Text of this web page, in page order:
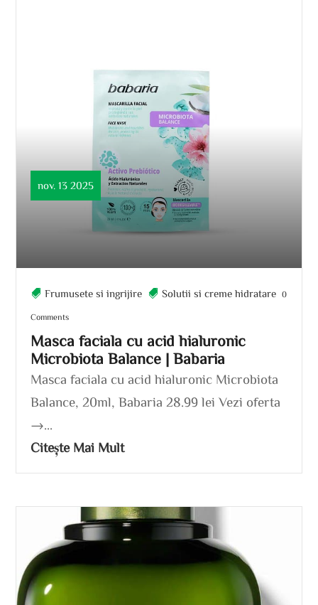
Masca faciala cu acid hialuronic
Microbiota Balance | Babaria
nov. 13 2025
Frumusete si ingrijire Solutii si creme hidratare 0
Comments
Masca faciala cu acid hialuronic Microbiota
Balance, 20ml, Babaria 28.99 lei Vezi oferta
→...
Citește Mai Mult